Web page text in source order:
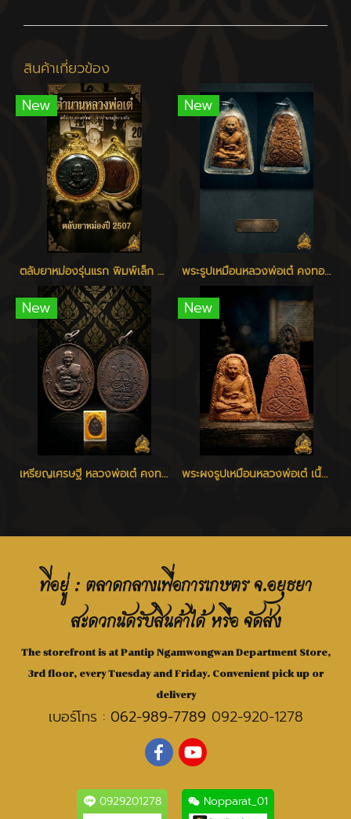
สินค้าเกี่ยวข้อง
New
ตลับยาหม่องรุ่นแรก พิมพ์เล็ก หลวงพ่อเต๋ วัดสามง่าม
New
พระรูปเหมือนหลวงพ่อเต๋ คงทอง รุ่นแรก พิมพ์ใหญ่ เนื้อว่าน 108 วัดสามง่าม นครปฐม ปี 2507
New
เหรียญเศรษฐี หลวงพ่อเต๋ คงทอง วัดสามง่าม จ.นครปฐม ปี 2520
New
พระผงรูปเหมือนหลวงพ่อเต๋ เนื้อว่าน ปี 2506 - 2510
ที่อยู่ : ตลาดกลางเพื่อการเกษตร จ.อยุธยา
สะดวกนัดรับสินค้าได้ หรือ จัดส่ง
The storefront is at Pantip Ngamwongwan Department Store,
3rd floor, every Tuesday and Friday. Convenient pick up or
delivery
เบอร์โทร : 062-989-7789 092-920-1278
0929201278 Nopparat_01